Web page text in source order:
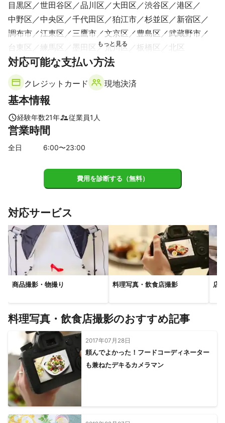
目黒区 世田谷区 品川区 大田区 渋谷区
港区
中野区
中央区 千代田区 狛江市 杉並区
新宿区
調布市
江東区 三鷹市 文京区 豊島区
武蔵野市
台東区
練馬区 墨田区 荒川区 板橋区 北区
【千葉県】
成田市 茂原市
佐倉市
野田市 市原市 君津市
千葉市
八千代市
流山市
鎌ケ谷市 船橋市
浦安市
【埼玉県】
草加市 八潮市 三芳町 所沢市
富士見市
ふじみ野市 さいたま市 越谷市
吉川市
【茨城県】
守谷市 取手市 つくばみらい市 つくば市 土浦市
【神奈川県
横浜市 海老名市 鎌倉市 藤沢市
川崎市
大和市
座間市 逗子市 厚木市 茅ヶ崎市
葉山町
横須賀市
平塚市
対応可能な支払い方法
クレジットカード 現地決済
基本情報
経験年数21年 従業員1 人
営業時間
全日 6:00〜23:00
費用を診断する（無料）
対応サービス
商品撮影・物撮り 料理写真・飲食店撮影 店
料理写真・飲食店撮影のおすすめ記事
2017年07月28日
頼んでよかった！フードコーディネーター
も兼ねたデキるカメラマン